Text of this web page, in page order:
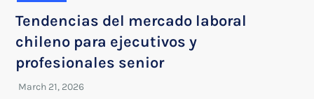
Tendencias del mercado laboral
chileno para ejecutivos y
profesionales senior